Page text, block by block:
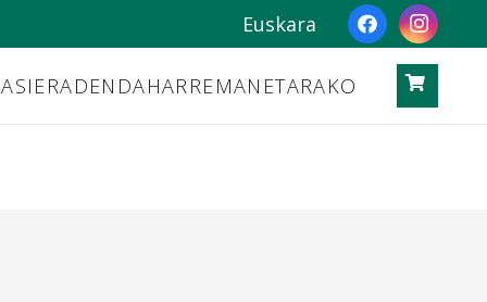
Euskara
DENDAHARREMANETARAKO